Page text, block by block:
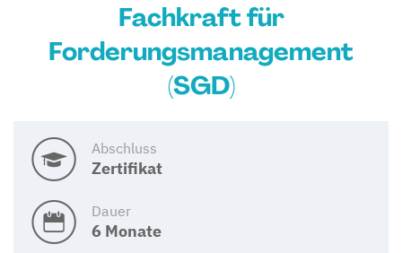
Fachkraft für
Forderungsmanagement
(SGD)
Abschluss
Zertifikat
Dauer
6 Monate